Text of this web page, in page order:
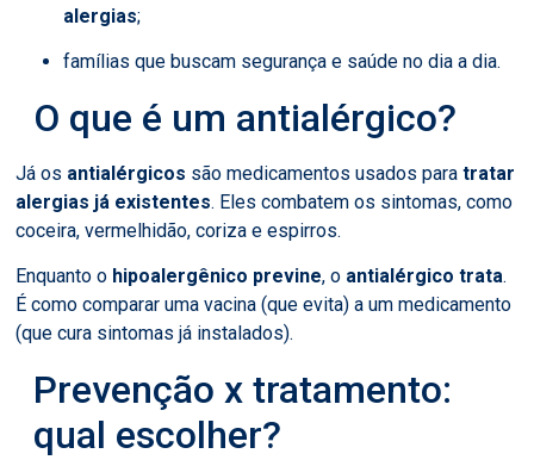
alergias;
famílias que buscam segurança e saúde no dia a dia.
O que é um antialérgico?
Já os antialérgicos são medicamentos usados paratratar
alergias já existentes. Eles combatem os sintomas, como
coceira, vermelhidão, coriza e espirros.
Enquanto o hipoalergênico previne, o antialérgico trata.
É como comparar uma vacina (que evita) a um medicamento
(que cura sintomas já instalados).
Prevenção x tratamento:
qual escolher?